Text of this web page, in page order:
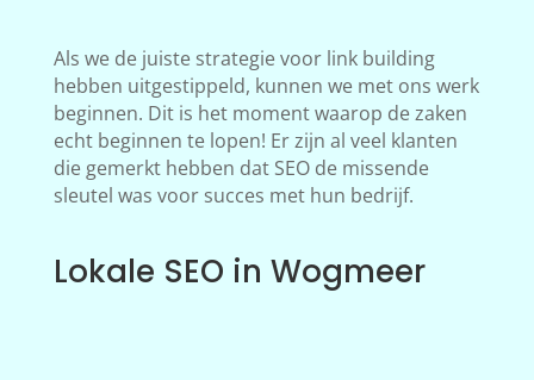
Als we de juiste strategie voor link building
hebben uitgestippeld, kunnen we met ons werk
beginnen. Dit is het moment waarop de zaken
echt beginnen te lopen! Er zijn al veel klanten
die gemerkt hebben dat SEO de missende
sleutel was voor succes met hun bedrijf.
Lokale SEO in Wogmeer